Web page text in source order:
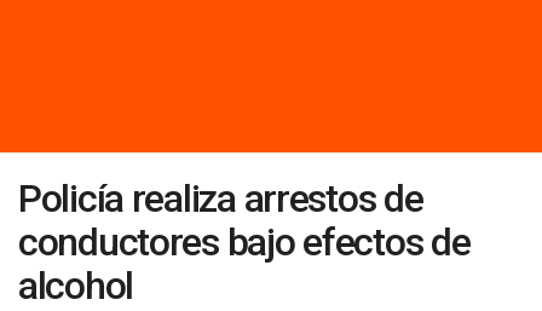
Policía realiza arrestos de
conductores bajo efectos de
alcohol